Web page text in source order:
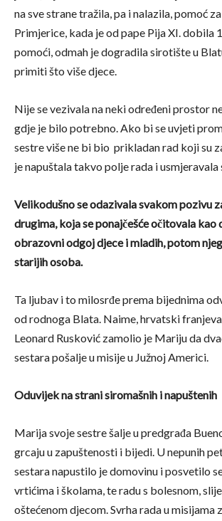
na sve strane tražila, pa i nalazila, pomoć
Primjerice, kada je od pape Pija XI. dobila
pomoći, odmah je dogradila sirotište u
primiti što više djece.
Nije se vezivala na neki određeni prostor
gdje je bilo potrebno. Ako bi se uvjeti
sestre više ne bi bio prikladan rad koji su
je napuštala takvo polje rada i usmjeravala
Velikodušno se odazivala svakom pozivu
drugima, koja se ponajčešće očitovala kao
obrazovni odgoj djece i mladih, potom
starijih osoba.
Ta ljubav i to milosrđe prema bijednima
od rodnoga Blata. Naime, hrvatski
Leonard Rusković zamolio je Mariju da
sestara pošalje u misije u Južnoj Americi.
Oduvijek na strani siromašnih i napuštenih
Marija svoje sestre šalje u predgrađa
grcaju u zapuštenosti i bijedi. U nepunih
sestara napustilo je domovinu i posvetilo
vrtićima i školama, te radu s bolesnom,
oštećenom djecom. Svrha rada u misijama